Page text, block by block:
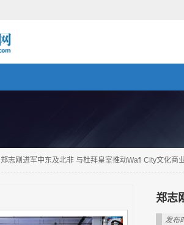
郑志刚进军中东及北非 与杜拜皇室推动Wafi City文化商
郑志
发布